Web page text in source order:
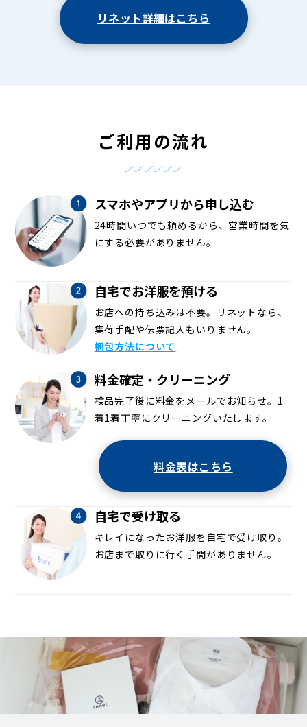
リネット詳細はこちら
ご利用の流れ
スマホやアプリから申し込む
24時間いつでも頼めるから、営業時間を気
にする必要がありません。
自宅でお洋服を預ける
お店への持ち込みは不要。リネットなら、
集荷手配や伝票記入もいりません。
梱包方法について
料金確定・クリーニング
検品完了後に料金をメールでお知らせ。1
着1着丁寧にクリーニングいたします。
料金表はこちら
自宅で受け取る
キレイになったお洋服を自宅で受け取り。
お店まで取りに行く手間がありません。